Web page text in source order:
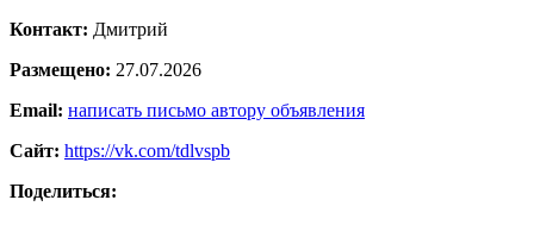
Контакт: Дмитрий
Размещено: 27.07.2026
Email: написать письмо автору объявления
Сайт: https://vk.com/tdlvspb
Поделиться: